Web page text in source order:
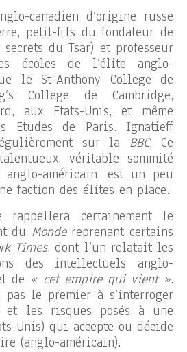
canadien d’origine russe
petit-fils du fondateur de
secrets du Tsar) et professeur
écoles de l’élite anglo-
le St-Anthony College de
College de Cambridge,
aux Etats-Unis, et même
Etudes de Paris. Ignatieff
sur la BBC. Ce
véritable sommité
anglo-américain, est un peu
faction des élites en place.
rappellera certainement le
du Mondereprenant certains
Times, dont l’un relatait les
des intellectuels anglo-
de « cet empire qui vient ».
pas le premier à s’interroger
et les risques posés à une
Unis) qui accepte ou décide
(anglo-américain).